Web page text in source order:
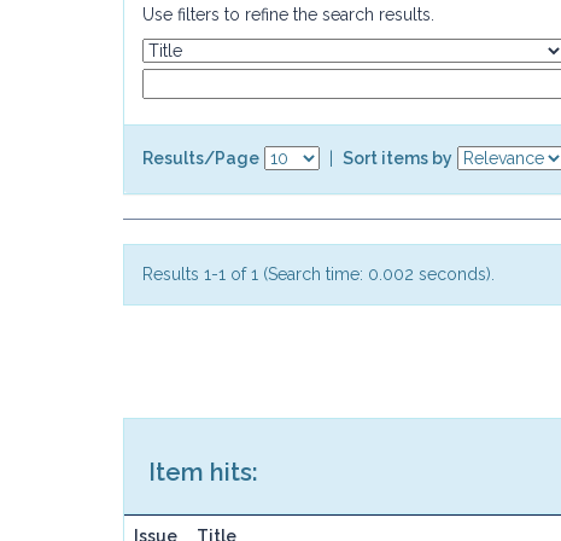
Use filters to refine the search results.
Results/Page Sort items by
Results 1-1 of 1 (Search time: 0.002 seconds).
Item hits:
Issue Title